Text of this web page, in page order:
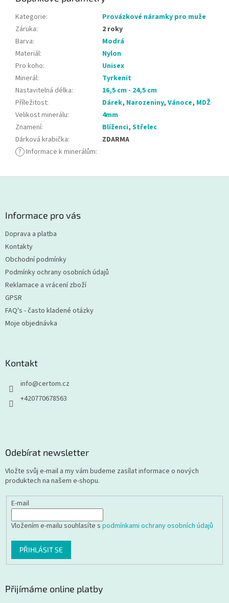
Kategorie:
Provázkové náramky pro muže
Záruka:
2 roky
Barva:
Modrá
Materiál:
Nylon
Pro koho:
Unisex
Minerál:
Tyrkenit
Nastavitelná délka:
16,5 cm - 24,5 cm
Příležitost: Dárek, Narozeniny, Vánoce, MDŽ
Velikost minerálu:
4mm
Znamení: Blíženci, Střelec
Dárková krabička:
ZDARMA
? Informace k minerálům:
Informace pro vás
Doprava a platba
Kontakty
Obchodní podmínky
Podmínky ochrany osobních údajů
Reklamace a vrácení zboží
GPSR
FAQ's - často kladené otázky
Moje objednávka
Kontakt
info@certom.cz
+420770678563
Odebírat newsletter
Vložte svůj e-mail a my vám budeme zasílat informace o nových
produktech na našem e-shopu.
E-mail
Vložením e-mailu souhlasíte s podmínkami ochrany osobních údajů
PŘIHLÁSIT SE
Přijímáme online platby